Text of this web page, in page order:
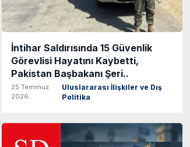
İntihar Saldırısında 15 Güvenlik
Görevlisi Hayatını Kaybetti,
Pakistan Başbakanı Şeri..
25 Temmuz
2026
Uluslararası İlişkiler ve Dış
Politika